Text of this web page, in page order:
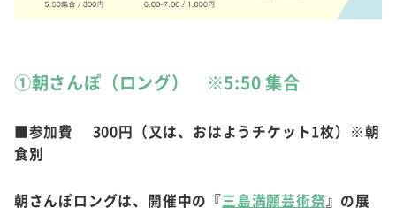
①朝さんぽ（ロング） ※5:50 集合
■参加費 300円（又は、おはようチケット1枚）※朝
食別
朝さんぽロングは、開催中の『三島満願芸術祭』の展